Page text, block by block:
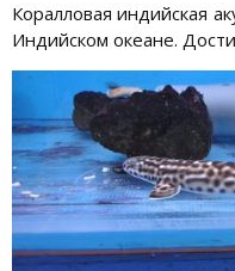
Коралловая индийская
Индийском океане.